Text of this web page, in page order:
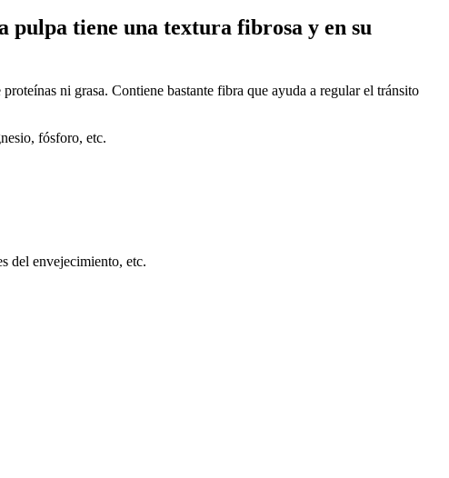
pulpa tiene una textura fibrosa y en su
ni grasa. Contiene bastante fibra que ayuda a regular el tránsito
fósforo, etc.
del envejecimiento, etc.